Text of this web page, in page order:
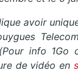
avoir
info 1Go
de vidéo en